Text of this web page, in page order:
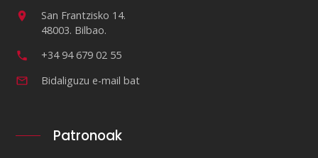
San Frantzisko 14.
48003. Bilbao.
+34 94 679 02 55
Bidaliguzu e-mail bat
Patronoak